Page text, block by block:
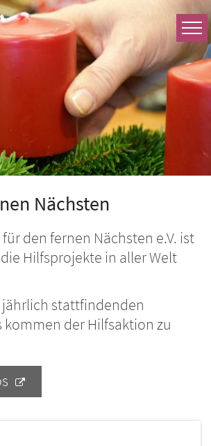
Nächsten
den fernen Nächsten e.V. ist
Hilfsprojekte in aller Welt
jährlich stattfindenden
kommen der Hilfsaktion zu